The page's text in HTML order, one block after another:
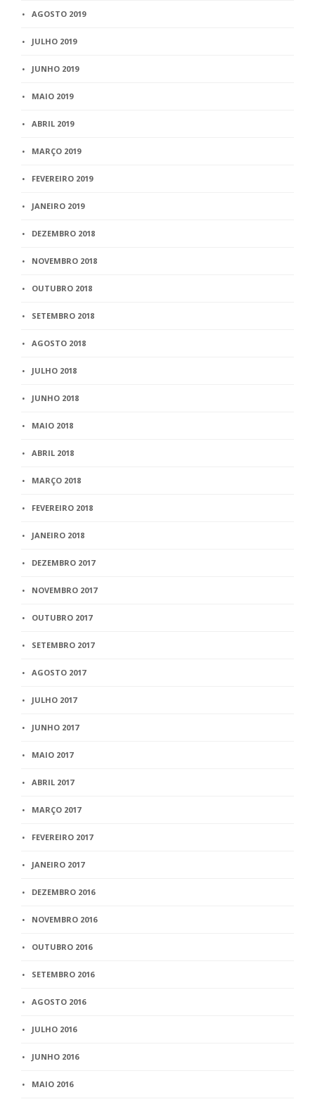
AGOSTO 2019
JULHO 2019
JUNHO 2019
MAIO 2019
ABRIL 2019
MARÇO 2019
FEVEREIRO 2019
JANEIRO 2019
DEZEMBRO 2018
NOVEMBRO 2018
OUTUBRO 2018
SETEMBRO 2018
AGOSTO 2018
JULHO 2018
JUNHO 2018
MAIO 2018
ABRIL 2018
MARÇO 2018
FEVEREIRO 2018
JANEIRO 2018
DEZEMBRO 2017
NOVEMBRO 2017
OUTUBRO 2017
SETEMBRO 2017
AGOSTO 2017
JULHO 2017
JUNHO 2017
MAIO 2017
ABRIL 2017
MARÇO 2017
FEVEREIRO 2017
JANEIRO 2017
DEZEMBRO 2016
NOVEMBRO 2016
OUTUBRO 2016
SETEMBRO 2016
AGOSTO 2016
JULHO 2016
JUNHO 2016
MAIO 2016